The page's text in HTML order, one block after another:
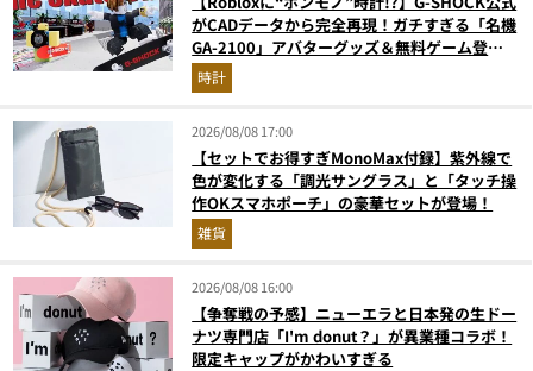
がCADデータから完全再現！ガチすぎる「名機
GA-2100」アバターグッズ＆無料ゲーム登場
が見逃せない
時計
2026/08/08 17:00
【セットでお得すぎMonoMax付録】紫外線で
色が変化する「調光サングラス」と「タッチ操
作OKスマホポーチ」の豪華セットが登場！
雑貨
2026/08/08 16:00
【争奪戦の予感】ニューエラと日本発の生ドー
ナツ専門店「I'm donut？」が異業種コラボ！
限定キャップがかわいすぎる